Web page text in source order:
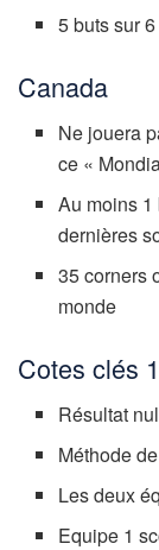
5 buts sur
Canada
Ne jouera
ce «
Au moins 1
dernières
35 corners
monde
Cotes clés
Résultat
Méthode
Les deux
Equipe 1